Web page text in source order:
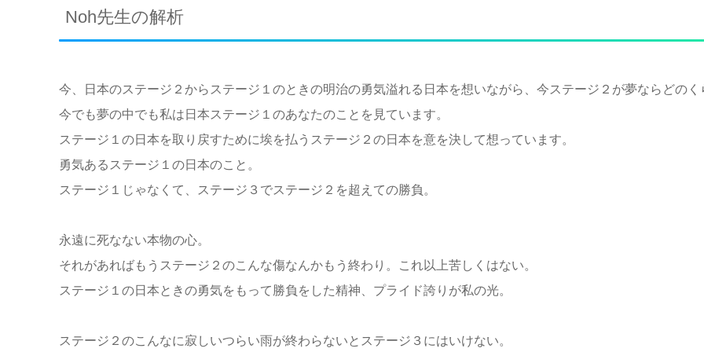
Noh先生の解析
今、日本のステージ２からステージ１のときの明治の勇気溢れる日本を想いながら、今ステージ２が夢ならどのく
今でも夢の中でも私は日本ステージ１のあなたのことを見ています。
ステージ１の日本を取り戻すために埃を払うステージ２の日本を意を決して想っています。
勇気あるステージ１の日本のこと。
ステージ１じゃなくて、ステージ３でステージ２を超えての勝負。
永遠に死なない本物の心。
それがあればもうステージ２のこんな傷なんかもう終わり。これ以上苦しくはない。
ステージ１の日本ときの勇気をもって勝負をした精神、プライド誇りが私の光。
ステージ２のこんなに寂しいつらい雨が終わらないとステージ３にはいけない。